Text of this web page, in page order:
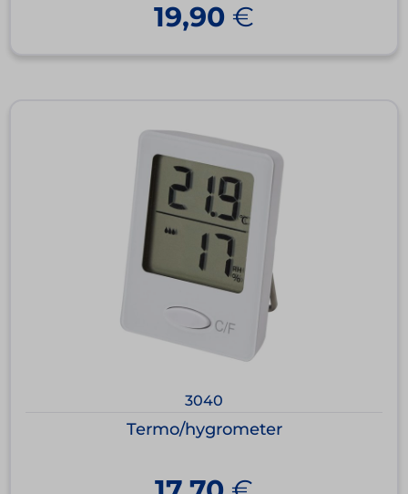
19,90 €
3040
Termo/hygrometer